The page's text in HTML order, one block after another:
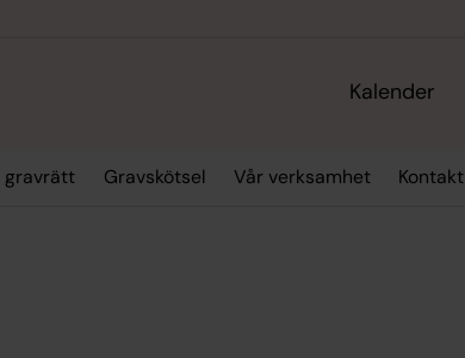
Kalender
gravrätt Gravskötsel Vår verksamhet Kontakt